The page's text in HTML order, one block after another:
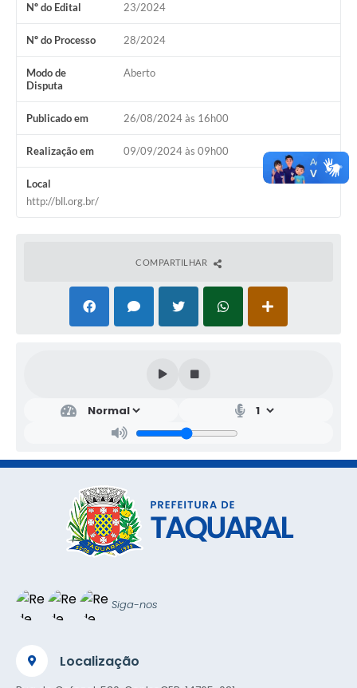
Nº do Edital 23/2024
Nº do Processo 28/2024
Modo de
Disputa
Aberto
Publicado em 26/08/2024 às 16h00
Realização em 09/09/2024 às 09h00
Local
http://bll.org.br/
COMPARTILHAR
Siga-nos
Localização